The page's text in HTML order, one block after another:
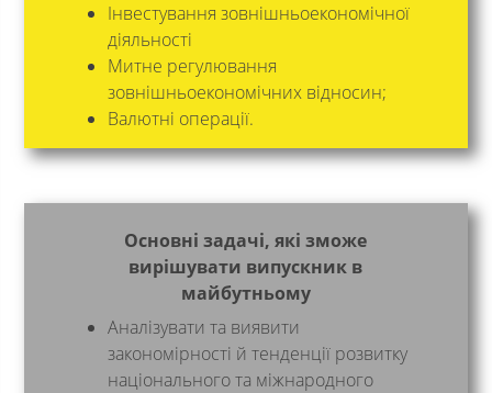
Інвестування зовнішньоекономічної
діяльності
Митне регулювання
зовнішньоекономічних відносин;
Валютні операції.
Основні задачі, які зможе
вирішувати випускник в
майбутньому
Аналізувати та виявити
закономірності й тенденції розвитку
національного та міжнародного